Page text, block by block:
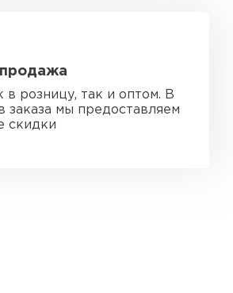
розницу, так и оптом. В
заказа мы предоставляем
скидки